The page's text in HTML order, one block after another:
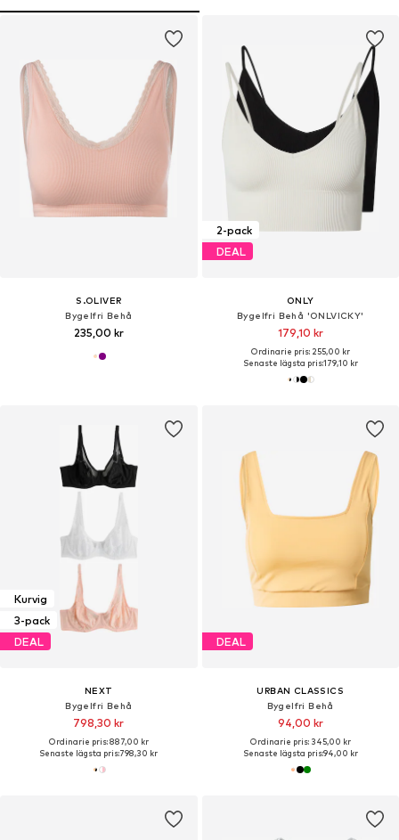
S.OLIVER
Bygelfri Behå
235,00 kr
2-pack
DEAL
ONLY
Bygelfri Behå 'ONLVICKY'
179,10 kr
Ordinarie pris: 255,00 kr
Senaste lägsta pris:179,10 kr
Kurvig
3-pack
DEAL
NEXT
Bygelfri Behå
798,30 kr
Ordinarie pris: 887,00 kr
Senaste lägsta pris:798,30 kr
DEAL
URBAN CLASSICS
Bygelfri Behå
94,00 kr
Ordinarie pris: 345,00 kr
Senaste lägsta pris:94,00 kr